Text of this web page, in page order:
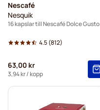
Nescafé
Nesquik
16 kapslar till Nescafé Dolce Gusto
4.5(812)
63,00 kr
3,94 kr/ kopp